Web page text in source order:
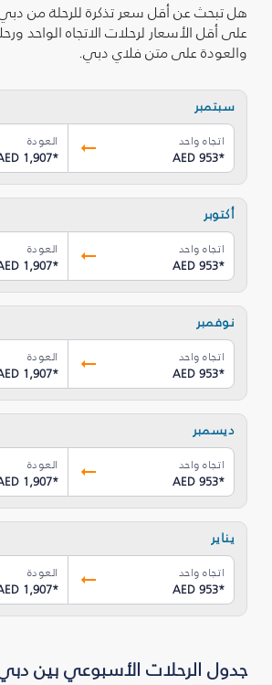
هل تبحث عن أقل سعر تذكرة للرحلة من
على أقل الأسعار لرحلات الاتجاه الواحد
والعودة على متن فلاي دبي.
سبتمبر
اتجاه واحد
AED 953*
العودة
1,907*
أكتوبر
اتجاه واحد
AED 953*
العودة
1,907*
نوفمبر
اتجاه واحد
AED 953*
العودة
1,907*
ديسمبر
اتجاه واحد
AED 953*
العودة
1,907*
يناير
اتجاه واحد
AED 953*
العودة
1,907*
جدول الرحلات الأسبوعي بين دبي